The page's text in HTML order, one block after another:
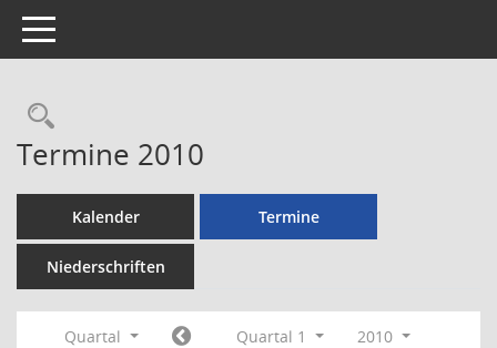
Toggle navigation
Rechercheauswahl
Termine 2010
Kalender Termine
Niederschriften
Quartal Quartal 1
2010